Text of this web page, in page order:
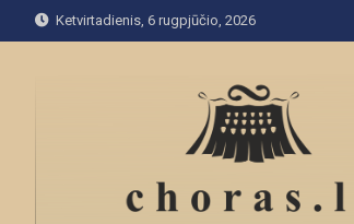
to
Ketvirtadienis, 6 rugpjūčio, 2026